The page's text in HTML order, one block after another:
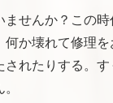
ませんか？この
か壊れて修理
れたりする。